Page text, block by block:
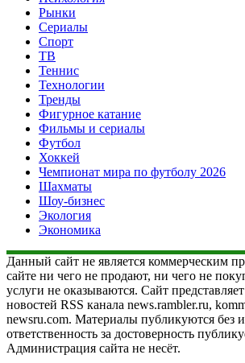
Рынки
Сериалы
Спорт
ТВ
Теннис
Технологии
Тренды
Фигурное катание
Фильмы и сериалы
Футбол
Хоккей
Чемпионат мира по футболу 2026
Шахматы
Шоу-бизнес
Экология
Экономика
Данный сайт не является коммерческим
сайте ни чего не продают, ни чего не
услуги не оказываются. Сайт
новостей RSS канала news.rambler.ru,
newsru.com. Материалы публикуются без
ответственность за достоверность
Администрация сайта не несёт.